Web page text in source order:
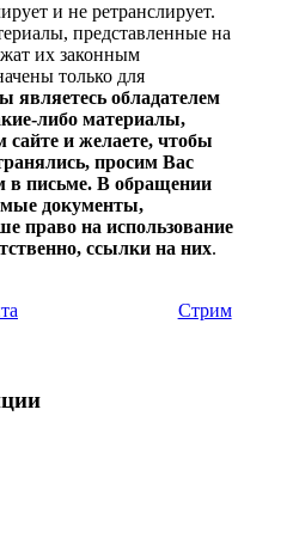
и не ретранслирует.
представленные на
их законным
только для
являетесь обладателем
либо материалы,
сайте и желаете, чтобы
просим Вас
в письме. В обращении
документы,
право на использование
ссылки на них.
Стрим